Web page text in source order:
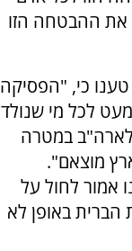
את ההבטחה הזו
כי, "הפסיקה
לכל מי שנולד
לארה"ב במטרה
מוצאם".
אמור לחול על
הברית באופן לא